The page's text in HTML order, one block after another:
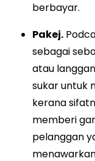
berbayar.
Pakej.
sebagai
atau
sukar untuk
kerana
memberi
pelanggan